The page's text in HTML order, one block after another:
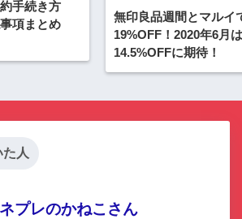
手続き方
項まとめ
無印良品週間とマルイ
19%OFF！2020年6月は
14.5%OFFに期待！
人
プレのかねこさん